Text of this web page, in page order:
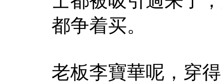
都争着买。
老板李寶華呢，穿